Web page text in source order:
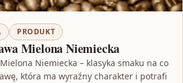
PRODUKT
Mielona Niemiecka
Niemiecka – klasyka smaku na co
która ma wyraźny charakter i potrafi